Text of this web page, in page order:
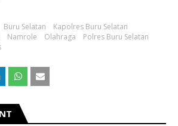
Buru Selatan
Kapolres Buru Selatan
Namrole Olahraga
Polres Buru Selatan